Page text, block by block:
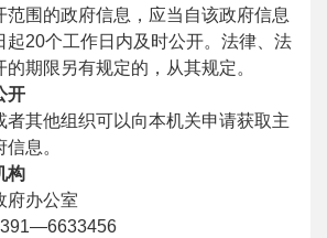
范围的政府信息，应当自该政府信息
起20个工作日内及时公开。法律、法
期限另有规定的，从其规定。
开
者其他组织可以向本机关申请获取主
息。
构
府办公室